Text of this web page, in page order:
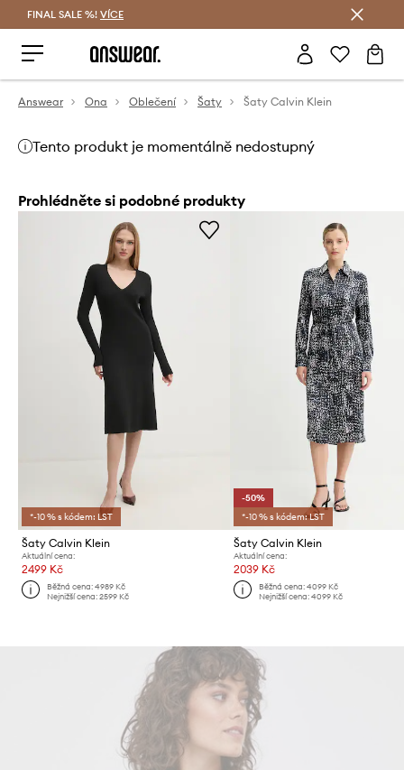
FINAL SALE %! VÍCE
Answear Ona Oblečení Šaty Šaty Calvin Klein
Tento produkt je momentálně nedostupný
Prohlédněte si podobné produkty
*-10 % s kódem: LST
Šaty Calvin Klein
Aktuální cena:
2499 Kč
Běžná cena:4989 Kč
Nejnižší cena:2599 Kč
-50%
*-10 % s kódem: LST
Šaty Calvin Klein
Aktuální cena:
2039 Kč
Běžná cena: 4099 Kč
Nejnižší cena: 4099 Kč